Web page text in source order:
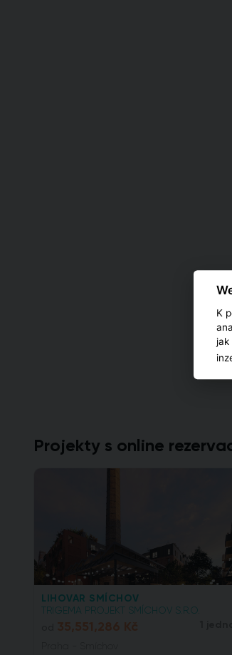
Projekty s online
LIHOVAR SMÍCHOV
TRIGEMA PROJEKT SMÍCHOV S.R.O.
35,551,286 Kč
K
jak